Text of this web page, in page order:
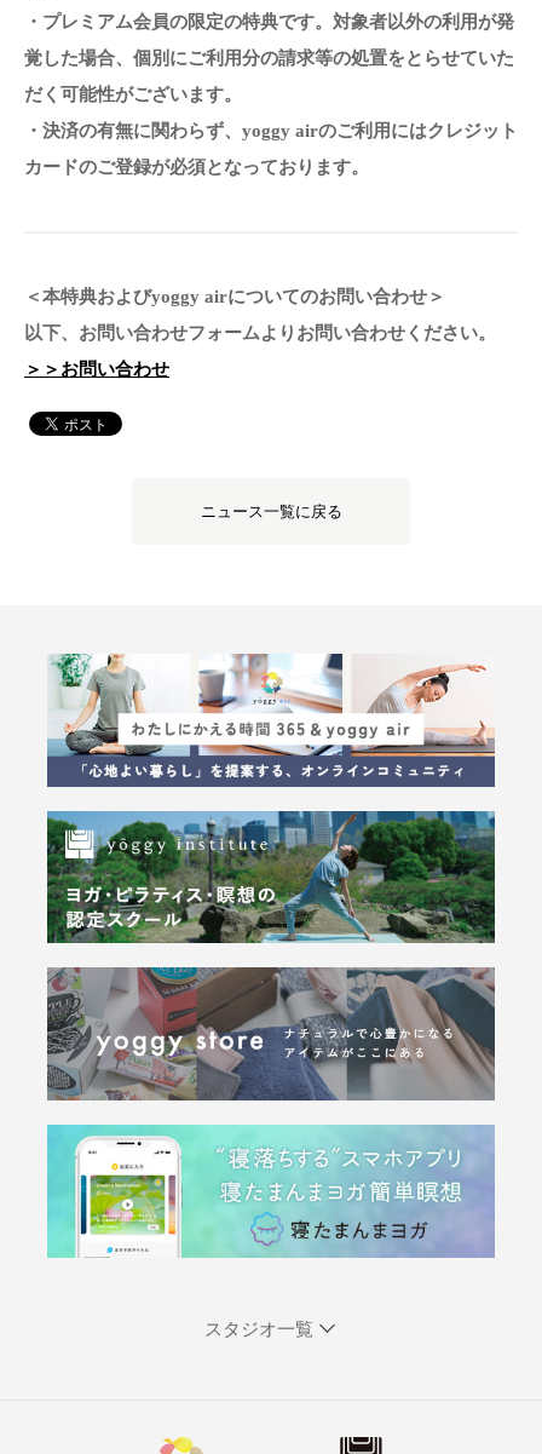
・プレミアム会員の限定の特典です。対象者以外の利用が発
覚した場合、個別にご利用分の請求等の処置をとらせていた
だく可能性がございます。
・決済の有無に関わらず、yoggy airのご利用にはクレジット
カードのご登録が必須となっております。
＜本特典およびyoggy airについてのお問い合わせ＞
以下、お問い合わせフォームよりお問い合わせください。
＞＞お問い合わせ
ニュース一覧に戻る
スタジオ一覧